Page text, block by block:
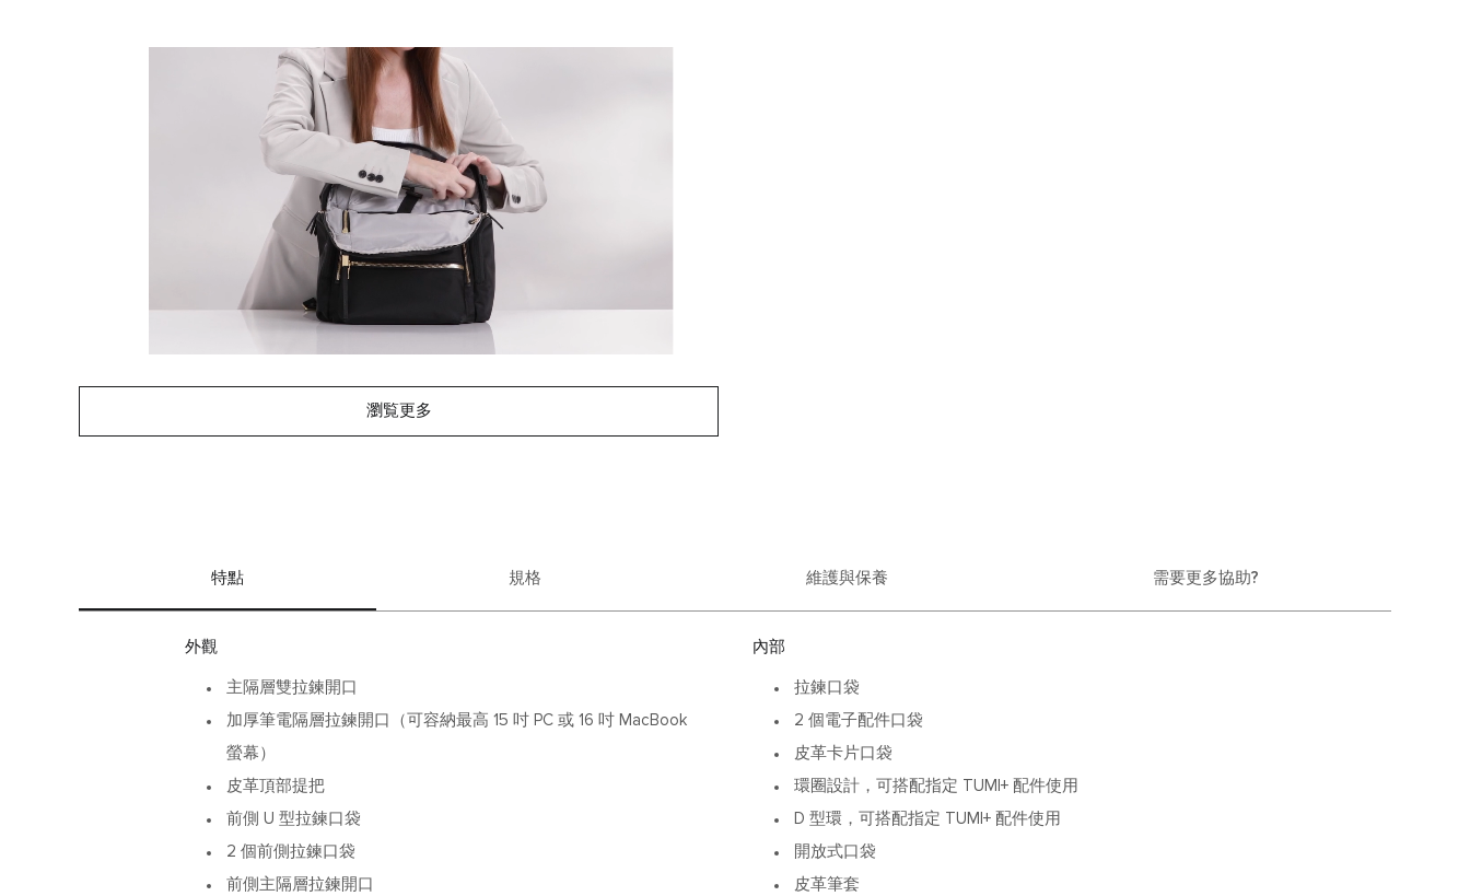
瀏覧更多
特點 規格 維護與保養 需要更多協助?
外觀
主隔層雙拉鍊開口
加厚筆電隔層拉鍊開口（可容納最高 15 吋 PC 或 16 吋 MacBook
螢幕）
皮革頂部提把
前側 U 型拉鍊口袋
2 個前側拉鍊口袋
前側主隔層拉鍊開口
內部
拉鍊口袋
2 個電子配件口袋
皮革卡片口袋
環圈設計，可搭配指定 TUMI+ 配件使用
D 型環，可搭配指定 TUMI+ 配件使用
開放式口袋
皮革筆套